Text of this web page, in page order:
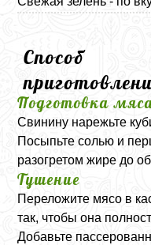
Способ
Подготовка
Свинину нарежьте
Посыпьте солью и
разогретом жире до
Тушение
Переложите мясо в
так, чтобы она
Добавьте